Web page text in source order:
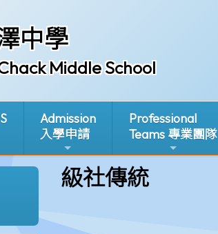
中學
Middle School
Admission
入學申請
Professional
Teams 專業團隊
級社傳統